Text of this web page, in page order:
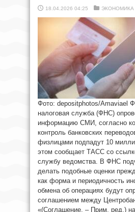
18.04.2026 04:25 ЭКОНОМИКА
Фото: depositphotos/Amaviael
налоговая служба (ФНС)
информацию СМИ, согласно
контроль банковских
физлицами подпадут 10
этом сообщает ТАСС со
службу ведомства. В ФНС
делать подобные оценки
как форма и периодичность
обмена об операциях будут
соглашением между
«(Соглашение. – Прим. ред.)